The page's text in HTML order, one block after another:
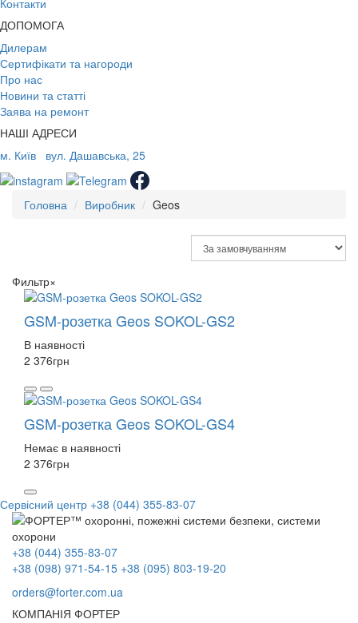
ДОПОМОГА
Дилерам
Сертифікати та нагороди
Про нас
Новини та статті
Заява на ремонт
НАШІ АДРЕСИ
м. Київ
вул. Дашавська, 25
Головна Виробник Geos
Фильтр×
GSM-розетка Geos SOKOL-GS2
В наявності
2 376грн
GSM-розетка Geos SOKOL-GS4
Немає в наявності
2 376грн
Сервісний центр +38 (044) 355-83-07
+38 (044) 355-83-07
+38 (098) 971-54-15 +38 (095) 803-19-20
orders@forter.com.ua
КОМПАНІЯ ФОРТЕР